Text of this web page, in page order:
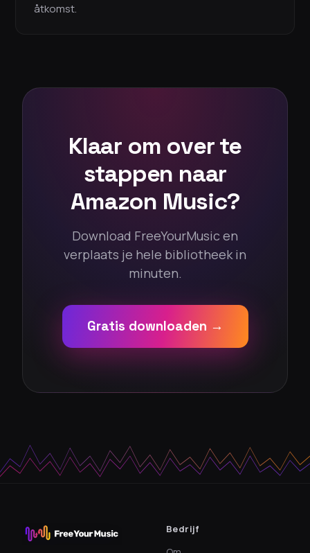
åtkomst.
Klaar om over te
stappen naar
Amazon Music?
Download FreeYourMusic en
verplaats je hele bibliotheek in
minuten.
Gratis downloaden →
Bedrijf